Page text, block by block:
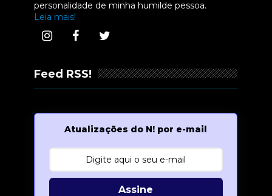
personalidade de minha humilde pessoa.
Leia mais!
Feed RSS!
Atualizações do N! por e-mail
Assine